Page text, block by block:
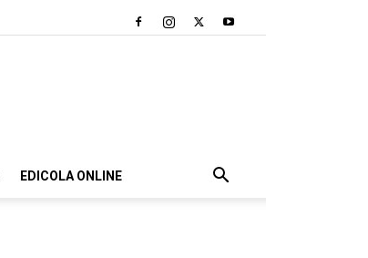
EDICOLA ONLINE